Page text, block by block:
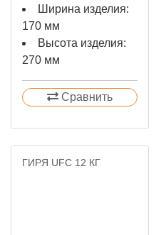
Ширина изделия:
170 мм
Высота изделия:
270 мм
Сравнить
ГИРЯ UFC 12 КГ